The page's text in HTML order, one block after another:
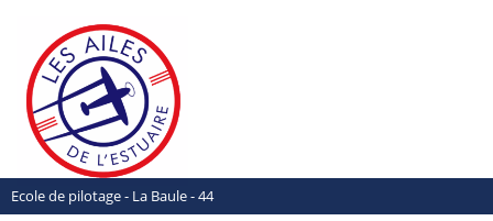
Ecole de pilotage - La Baule - 44